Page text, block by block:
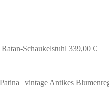
Schaukelstuhl 339,00 €
Antikes